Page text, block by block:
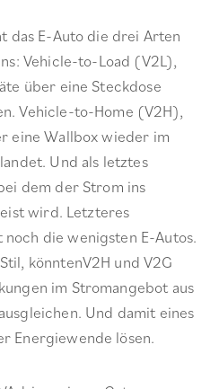
das E-Auto die drei Arten
Vehicle-to-Load (V2L),
über eine Steckdose
Vehicle-to-Home (V2H),
eine Wallbox wieder im
Und als letztes
dem der Strom ins
wird. Letzteres
die wenigsten E-Autos.
könntenV2H und V2G
im Stromangebot aus
Und damit eines
Energiewende lösen.